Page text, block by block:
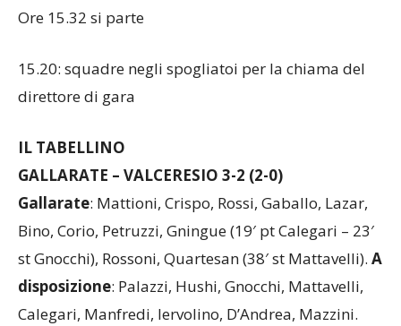
Ore 15.32 si parte
15.20: squadre negli spogliatoi per la chiama del
direttore di gara
IL TABELLINO
GALLARATE – VALCERESIO 3-2 (2-0)
Gallarate: Mattioni, Crispo, Rossi, Gaballo, Lazar,
Bino, Corio, Petruzzi, Gningue (19′ pt Calegari – 23′
st Gnocchi), Rossoni, Quartesan (38′ st Mattavelli). A
disposizione: Palazzi, Hushi, Gnocchi, Mattavelli,
Calegari, Manfredi, Iervolino, D’Andrea, Mazzini.